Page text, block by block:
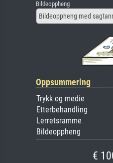
Bildeoppheng
Bildeoppheng med
Oppsummering
Trykk og medie
Etterbehandling
Lerretsramme
Bildeoppheng
€